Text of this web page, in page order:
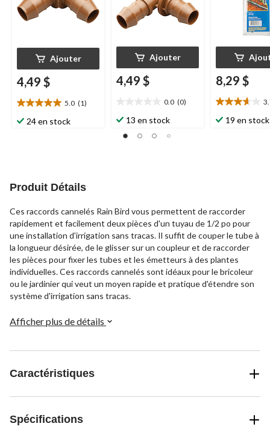
Ajouter
4,49 $
5.0 (1)
5.0
étoile(s)
24 en stock
Ajouter
4,49 $
0.0 (0)
étoile(s)
13 en stock
8,29 $
3.7
étoile(s)
19 en stock
Produit Détails
Ces raccords cannelés Rain Bird vous permettent de raccorder
rapidement et facilement deux pièces d'un tuyau de 1/2 po pour
une installation d'irrigation sans tracas. Il suffit de couper le tube à
la longueur désirée, de le glisser sur un coupleur et de raccorder
les pièces pour fixer les tubes et les émetteurs à des plantes
individuelles. Ces raccords cannelés sont idéaux pour le bricoleur
ou le jardinier qui veut un moyen rapide et pratique d'étendre son
système d'irrigation sans tracas.
Afficher plus de détails
Caractéristiques
Spécifications